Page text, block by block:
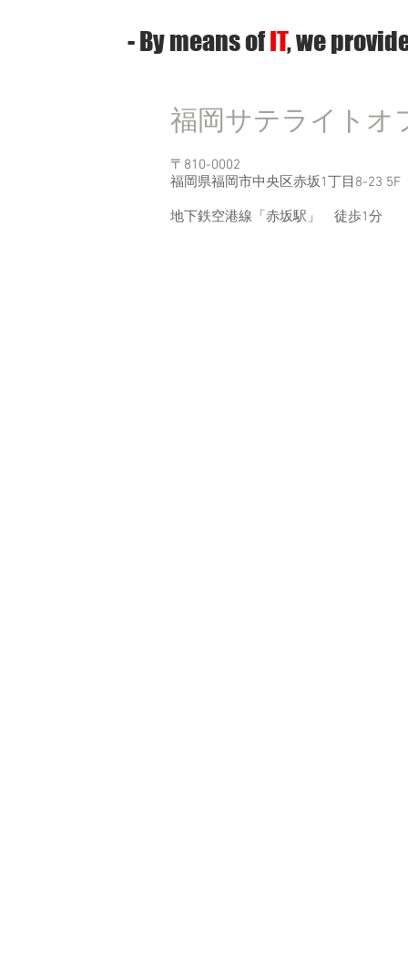
福岡サテライトオ
〒810-0002
福岡県福岡市中央区赤坂1丁目8-23 5F
地下鉄空港線「赤坂駅」 徒歩1分
- Bymeans ofIT, we